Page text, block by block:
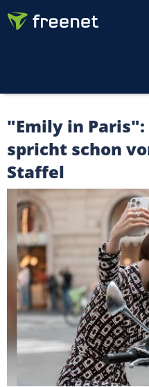
"Emily in
spricht schon
Staffel